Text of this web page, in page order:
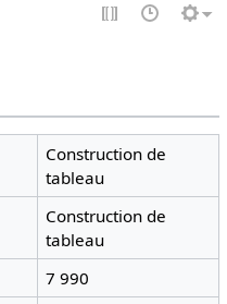
Construction de
tableau
Construction de
tableau
7 990